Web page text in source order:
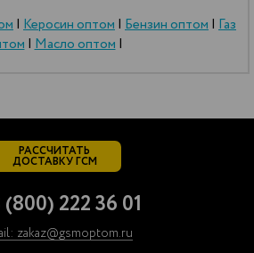
| Керосин оптом| Бензин оптом| Газ
|Масло оптом|
РАССЧИТАТЬ
ДОСТАВКУ ГСМ
(800) 222 36 01
zakaz@gsmoptom.ru